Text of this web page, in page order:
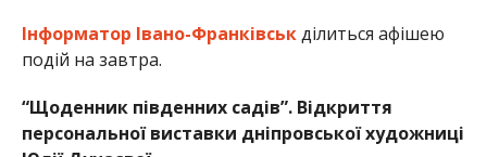
Інформатор Івано-Франківськділиться афішею
подій на завтра.
“Щоденник південних садів”. Відкриття
персональної виставки дніпровської художниці